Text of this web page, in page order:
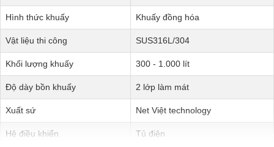
Hình thức khuấy Khuấy đồng hóa
Vật liệu thi công SUS316L/304
Khối lượng khuấy 300 - 1.000 lít
Độ dày bồn khuấy 2 lớp làm mát
Xuất sứ Net Việt technology
Hệ điều khiển Tủ điện